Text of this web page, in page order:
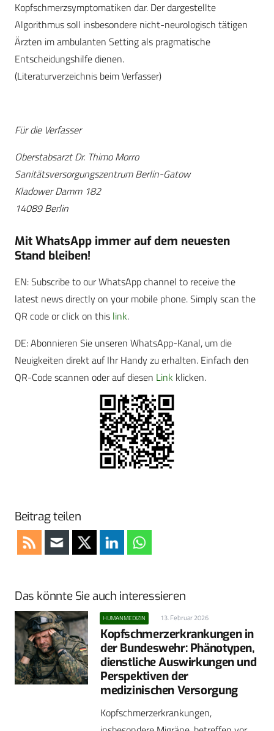
Kopfschmerzsymptomatiken dar. Der dargestellte
Algorithmus soll insbesondere nicht-neurologisch tätigen
Ärzten im ambulanten Setting als pragmatische
Entscheidungshilfe dienen.
(Literaturverzeichnis beim Verfasser)
Für die Verfasser
Oberstabsarzt Dr. Thimo Morro
Sanitätsversorgungszentrum Berlin-Gatow
Kladower Damm 182
14089 Berlin
Mit WhatsApp immer auf dem neuesten
Stand bleiben!
EN: Subscribe to our WhatsApp channel to receive the
latest news directly on your mobile phone. Simply scan the
QR code or click on this link.
DE: Abonnieren Sie unseren WhatsApp-Kanal, um die
Neuigkeiten direkt auf Ihr Handy zu erhalten. Einfach den
QR-Code scannen oder auf diesen Link klicken.
Beitrag teilen
Das könnte Sie auch interessieren
HUMANMEDIZIN 13. Februar 2026
Kopfschmerzerkrankungen in
der Bundeswehr: Phänotypen,
dienstliche Auswirkungen und
Perspektiven der
medizinischen Versorgung
Kopfschmerzerkrankungen,